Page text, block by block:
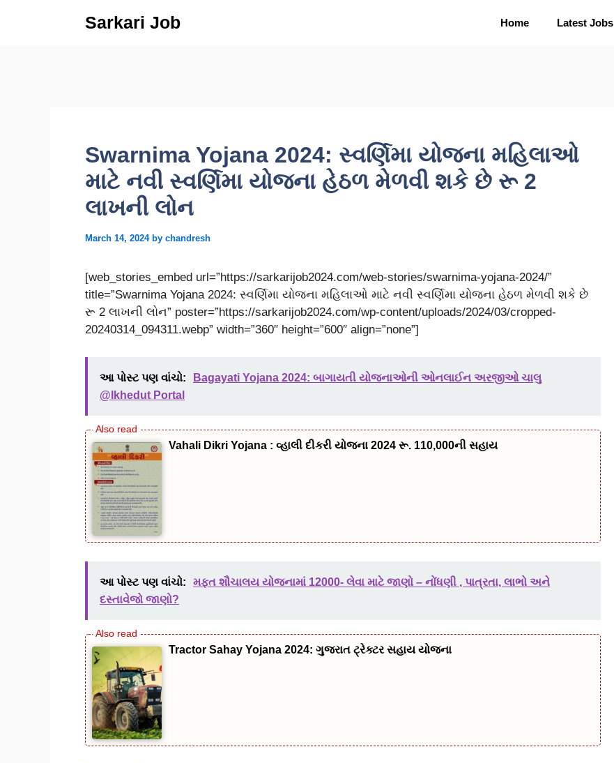
Sarkari Job Home Latest Jobs
Swarnima Yojana 2024: સ્વર્ણિમા યોજના મહિલાઓ
માટે નવી સ્વર્ણિમા યોજના હેઠળ મેળવી શકે છે રૂ 2
લાખની લોન
March 14, 2024 by chandresh
[web_stories_embed url=”https://sarkarijob2024.com/web-stories/swarnima-yojana-2024/”
title=”Swarnima Yojana 2024: સ્વર્ણિમા યોજના મહિલાઓ માટે નવી સ્વર્ણિમા યોજના હેઠળ મેળવી શકે છે
રૂ 2 લાખની લોન” poster=”https://sarkarijob2024.com/wp-content/uploads/2024/03/cropped-
20240314_094311.webp” width=”360″ height=”600″ align=”none”]
આ પોસ્ટ પણ વાંચો:
Bagayati Yojana 2024: બાગાયતી યોજનાઓની ઓનલાઈન અરજીઓ ચાલુ
@Ikhedut Portal
Vahali Dikri Yojana : વ્હાલી દીકરી યોજના 2024 રૂ. 110,000ની સહાય
આ પોસ્ટ પણ વાંચો:
મફત શૌચાલય યોજનામાં 12000- લેવા માટે જાણો – નોંધણી , પાત્રતા, લાભો અને
દસ્તાવેજો જાણો?
Tractor Sahay Yojana 2024: ગુજરાત ટ્રેક્ટર સહાય યોજના